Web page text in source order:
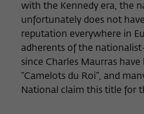
with the Kennedy era, the
unfortunately does not
reputation everywhere in
adherents of the
since Charles Maurras
“Camelots du Roi”, and
National claim this title for